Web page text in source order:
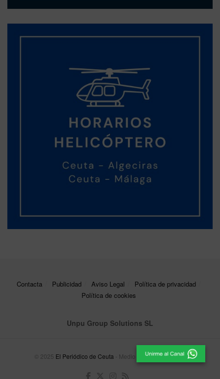
Contacta Publicidad Aviso Legal
Política de privacidad
Política de cookies
Unpu Group Solutions SL
© 2025 El Periódico de Ceuta - Medio de Comunicación